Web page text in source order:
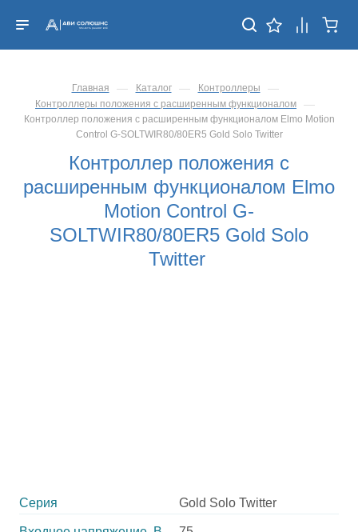
Главная — Каталог — Контроллеры —
Контроллеры положения с расширенным функционалом —
Контроллер положения с расширенным функционалом Elmo Motion
Control G-SOLTWIR80/80ER5 Gold Solo Twitter
Контроллер положения с
расширенным функционалом Elmo
Motion Control G-
SOLTWIR80/80ER5 Gold Solo
Twitter
Серия Gold Solo Twitter